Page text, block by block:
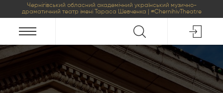
Чернігівський обласний академічний український музично-
драматичний театр імені Тараса Шевченка | #ChernihivTheatre